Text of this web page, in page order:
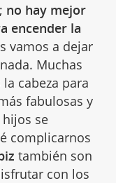
no hay mejor
encender la
vamos a dejar
Muchas
cabeza para
fabulosas y
se
complicarnos
también son
con los